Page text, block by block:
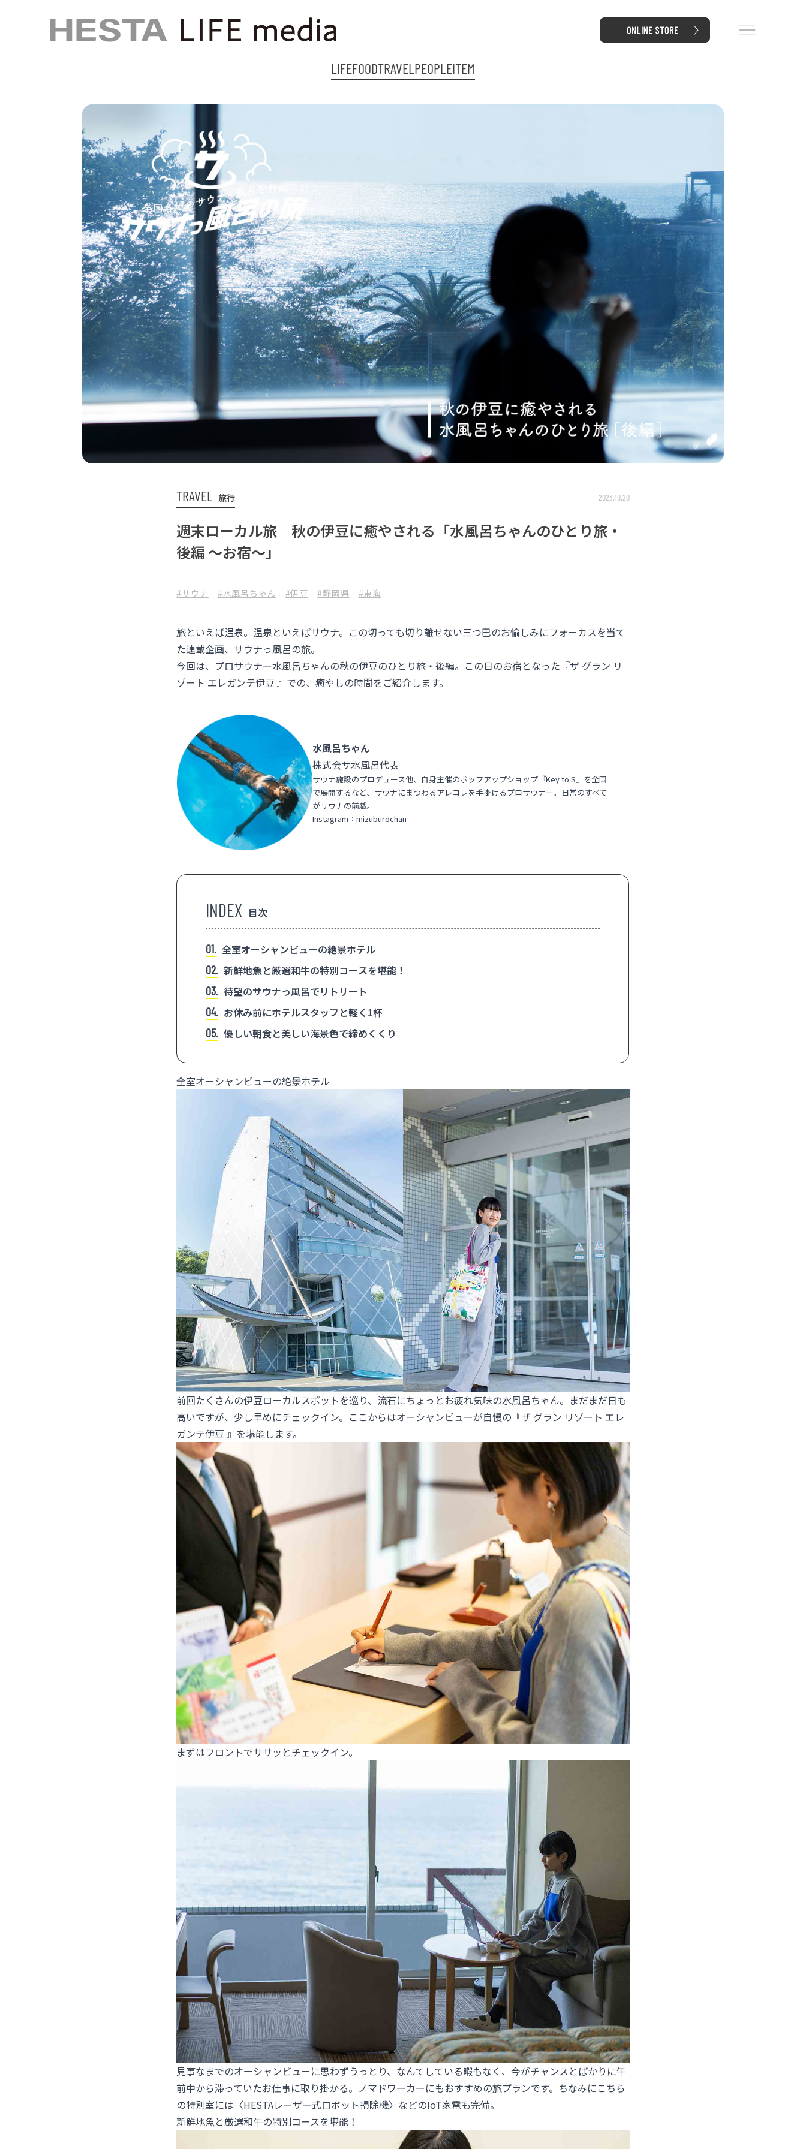
LIFEFOODTRAVELPEOPLEITEM
TRAVEL 旅行 2023.10.20
週末ローカル旅 秋の伊豆に癒やされる「水風呂ちゃんのひとり旅・
後編 〜お宿〜」
#サウナ #水風呂ちゃん #伊豆 #静岡県 #東海
旅といえば温泉。温泉といえばサウナ。この切っても切り離せない三つ巴のお愉しみにフォーカスを当て
た連載企画、サウナっ風呂の旅。
今回は、プロサウナー水風呂ちゃんの秋の伊豆のひとり旅・後編。この日のお宿となった『ザ グラン リ
ゾート エレガンテ伊豆』での、癒やしの時間をご紹介します。
水風呂ちゃん
株式会サ水風呂代表
サウナ施設のプロデュース他、自身主催のポップアップショップ『Key to S』を全国
で展開するなど、サウナにまつわるアレコレを手掛けるプロサウナー。日常のすべて
がサウナの前戯。
Instagram： mizuburochan
目次
1 全室オーシャンビューの絶景ホテル
2 新鮮地魚と厳選和牛の特別コースを堪能！
3 待望のサウナっ風呂でリトリート
4 お休み前にホテルスタッフと軽く1杯
5 優しい朝食と美しい海景色で締めくくり
全室オーシャンビューの絶景ホテル
前回たくさんの伊豆ローカルスポットを巡り、流石にちょっとお疲れ気味の水風呂ちゃん。まだまだ日も
高いですが、少し早めにチェックイン。ここからはオーシャンビューが自慢の『ザ グラン リゾート エレ
ガンテ伊豆 』を堪能します。
まずはフロントでササッとチェックイン。
見事なまでのオーシャンビューに思わずうっとり、なんてしている暇もなく、今がチャンスとばかりに午
前中から滞っていたお仕事に取り掛かる。ノマドワーカーにもおすすめの旅プランです。ちなみにこちら
の特別室には〈HESTAレーザー式ロボット掃除機〉などのIoT家電も完備。
新鮮地魚と厳選和牛の特別コースを堪能！